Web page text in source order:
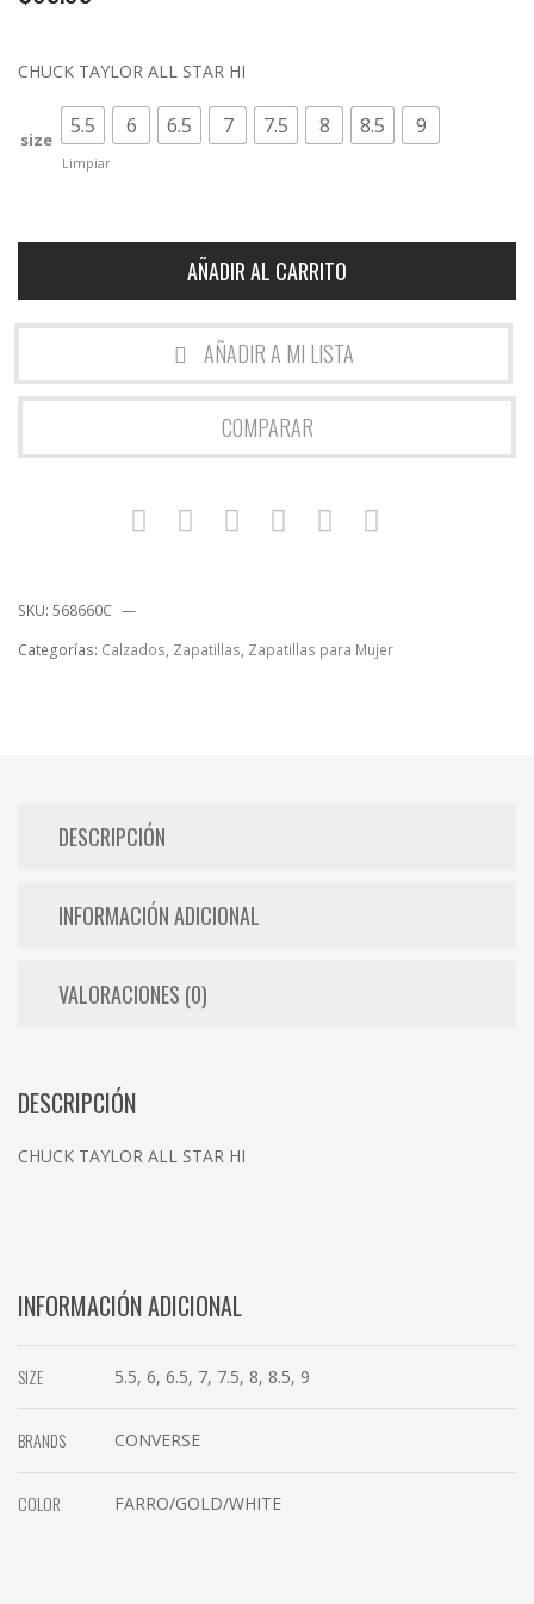
d
CHUCK TAYLOR ALL STAR HI
size
5.5 6 6.5 7 7.5 8 8.5 9
Limpiar
AÑADIR AL CARRITO
AÑADIR A MI LISTA
COMPARAR
SKU: 568660C
Categorías: Calzados, Zapatillas, Zapatillas para Mujer
DESCRIPCIÓN
INFORMACIÓN ADICIONAL
VALORACIONES (0)
DESCRIPCIÓN
CHUCK TAYLOR ALL STAR HI
INFORMACIÓN ADICIONAL
SIZE 5.5, 6, 6.5, 7, 7.5, 8, 8.5, 9
BRANDS CONVERSE
COLOR FARRO/GOLD/WHITE